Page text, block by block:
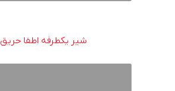
شیر یکطرفه اطفا حریق